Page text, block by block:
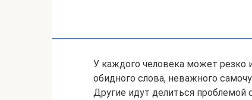
У каждого человека может резко
обидного слова, неважного
Другие идут делиться